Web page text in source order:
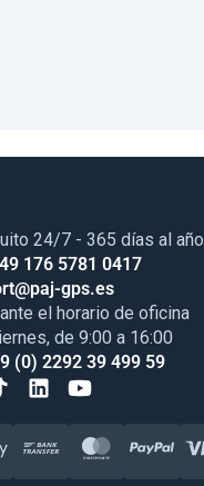
24/7 - 365 días al año
176 5781 0417
gps.es
el horario de oficina
de 9:00 a 16:00
(0) 2292 39 499 59